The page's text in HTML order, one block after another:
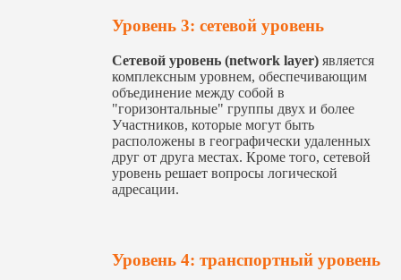
Уровень 3: сетевой уровень
Сетевой уровень (network layer)является
комплексным уровнем, обеспечивающим
объединение между собой в
"горизонтальные" группы двух и более
Участников, которые могут быть
расположены в географически удаленных
друг от друга местах. Кроме того, сетевой
уровень решает вопросы логической
адресации.
Уровень 4: транспортный уровень